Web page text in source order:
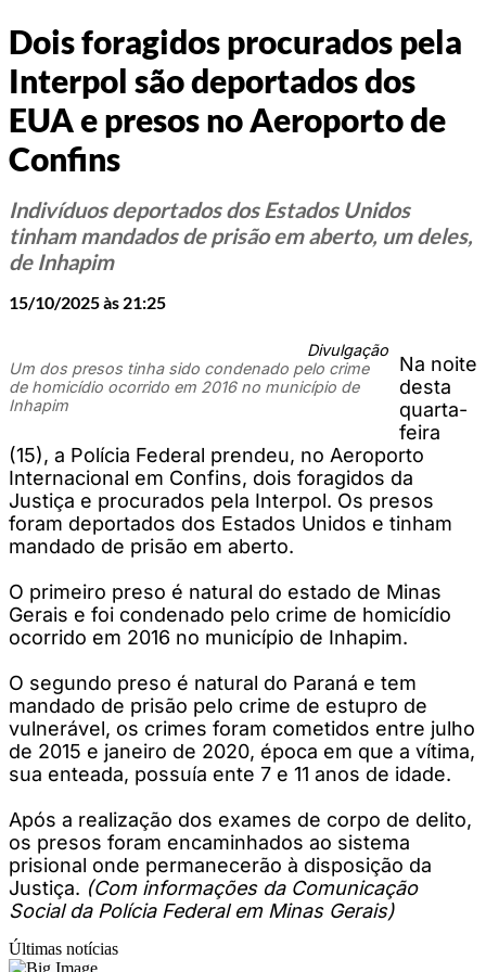
Dois foragidos procurados pela
Interpol são deportados dos
EUA e presos no Aeroporto de
Confins
Indivíduos deportados dos Estados Unidos
tinham mandados de prisão em aberto, um deles,
de Inhapim
15/10/2025 às 21:25
Divulgação
Um dos presos tinha sido condenado pelo crime
de homicídio ocorrido em 2016 no município de
Inhapim
Na noite
desta
quarta-
feira
(15), a Polícia Federal prendeu, no Aeroporto
Internacional em Confins, dois foragidos da
Justiça e procurados pela Interpol. Os presos
foram deportados dos Estados Unidos e tinham
mandado de prisão em aberto.
O primeiro preso é natural do estado de Minas
Gerais e foi condenado pelo crime de homicídio
ocorrido em 2016 no município de Inhapim.
O segundo preso é natural do Paraná e tem
mandado de prisão pelo crime de estupro de
vulnerável, os crimes foram cometidos entre julho
de 2015 e janeiro de 2020, época em que a vítima,
sua enteada, possuía ente 7 e 11 anos de idade.
Após a realização dos exames de corpo de delito,
os presos foram encaminhados ao sistema
prisional onde permanecerão à disposição da
Justiça. (Com informações da Comunicação
Social da Polícia Federal em Minas Gerais)
Últimas notícias